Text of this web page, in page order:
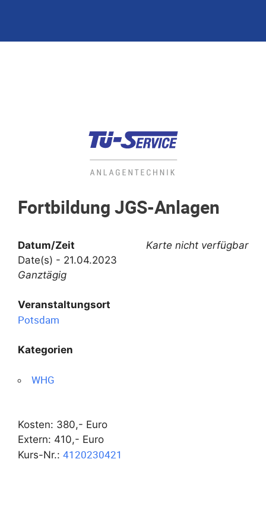
Fortbildung JGS-Anlagen
Karte nicht verfügbar
Datum/Zeit
Date(s) - 21.04.2023
Ganztägig
Veranstaltungsort
Potsdam
Kategorien
WHG
Kosten: 380,- Euro
Extern: 410,- Euro
Kurs-Nr.: 4120230421